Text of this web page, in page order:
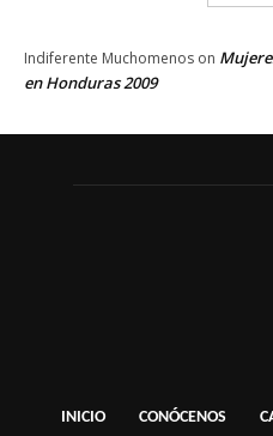
Indiferente Muchomenos on
en Honduras 2009
INICIO CONÓCENOS